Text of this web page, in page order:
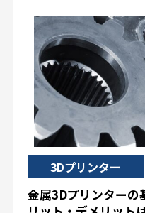
3Dプリンター
金属3Dプリンターの